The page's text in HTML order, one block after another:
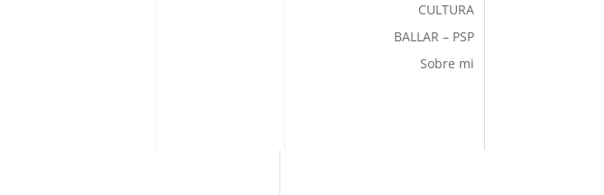
CULTURA
BALLAR – PSP
Sobre mi